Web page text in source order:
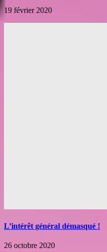
19 février 2020
L’intérêt général démasqué !
26 octobre 2020